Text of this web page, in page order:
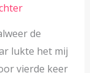
de
lukte het mij
vierde keer